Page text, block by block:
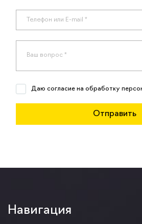
Даю согласие на обработку
Навигация